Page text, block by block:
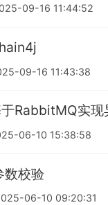
09-16 11:44:52
09-16 11:43:38
RabbitMQ实现
06-10 15:38:58
校验
06-10 09:20:31